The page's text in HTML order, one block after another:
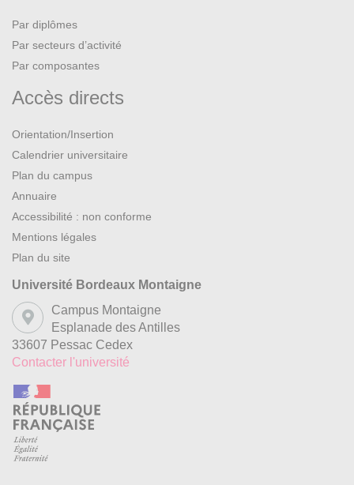
Par diplômes
Par secteurs d’activité
Par composantes
Accès directs
Orientation/Insertion
Calendrier universitaire
Plan du campus
Annuaire
Accessibilité : non conforme
Mentions légales
Plan du site
Université Bordeaux Montaigne
Campus Montaigne
Esplanade des Antilles
33607 Pessac Cedex
Contacter l'université